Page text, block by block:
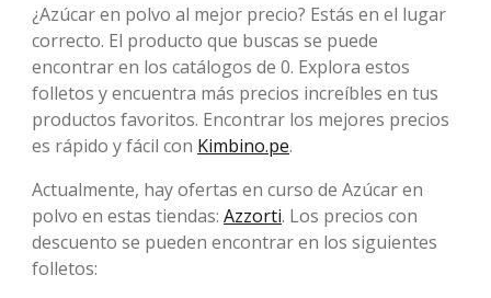
¿Azúcar en polvo al mejor precio? Estás en el lugar
correcto. El producto que buscas se puede
encontrar en los catálogos de 0. Explora estos
folletos y encuentra más precios increíbles en tus
productos favoritos. Encontrar los mejores precios
es rápido y fácil con Kimbino.pe.
Actualmente, hay ofertas en curso de Azúcar en
polvo en estas tiendas: Azzorti. Los precios con
descuento se pueden encontrar en los siguientes
folletos: